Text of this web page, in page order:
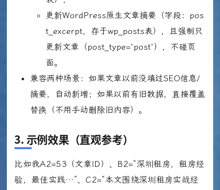
更新WordPress原生文章摘要（字段：pos
t_excerpt，存于wp_posts表），且强制只
更新文章（post_type=’post’），不碰页
面。
兼容两种场景：如果文章以前没填过SEO信息/
摘要，自动新增；如果以前有旧数据，直接覆盖
替换（不用手动删除旧内容）。
3. 示例效果（直观参考）
比如我A2=53（文章ID）、B2=“深圳租房，租房经
验，最佳实践…”、C2=“本文围绕深圳租房实战经